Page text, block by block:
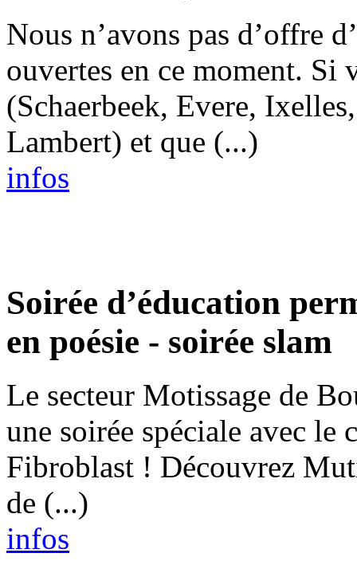
Nous n’avons pas d’offre
ouvertes en ce moment. Si
(Schaerbeek, Evere,
Lambert) et que (...)
infos
Soirée d’éducation
en poésie - soirée slam
Le secteur Motissage de
une soirée spéciale avec
Fibroblast ! Découvrez
de (...)
infos